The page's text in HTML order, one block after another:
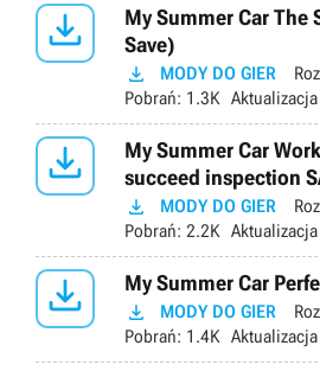

My Summer Car The
Save)
 MODY DO GIER
Pobrań: 1.3K Aktualizacja

My Summer Car
succeed inspection
 MODY DO GIER
Pobrań: 2.2K Aktualizacja
 My Summer Car
 MODY DO GIER
Pobrań: 1.4K Aktualizacja